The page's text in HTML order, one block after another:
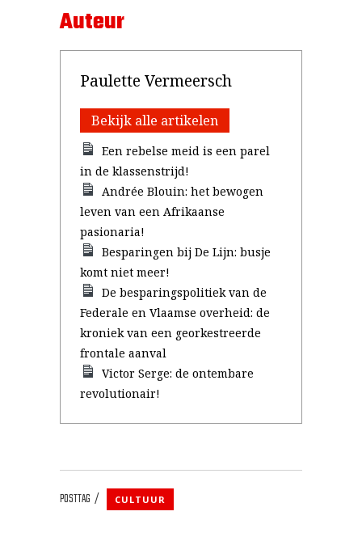
Auteur
Paulette Vermeersch
Bekijk alle artikelen
Een rebelse meid is een parel
in de klassenstrijd!
Andrée Blouin: het bewogen
leven van een Afrikaanse
pasionaria!
Besparingen bij De Lijn: busje
komt niet meer!
De besparingspolitiek van de
Federale en Vlaamse overheid: de
kroniek van een georkestreerde
frontale aanval
Victor Serge: de ontembare
revolutionair!
POSTTAG CULTUUR